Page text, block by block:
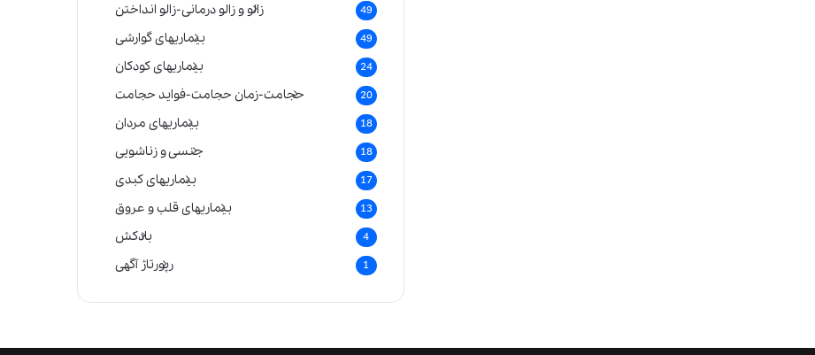
زالو و زالو درمانی-زالو انداختن 49
بیماریهای گوارشی 49
بیماریهای کودکان 24
حجامت-زمان حجامت-فواید حجامت 20
بیماریهای مردان 18
جنسی و زناشویی 18
بیماریهای کبدی 17
بیماریهای قلب و عروق 13
بادکش 4
رپورتاژ آگهی 1